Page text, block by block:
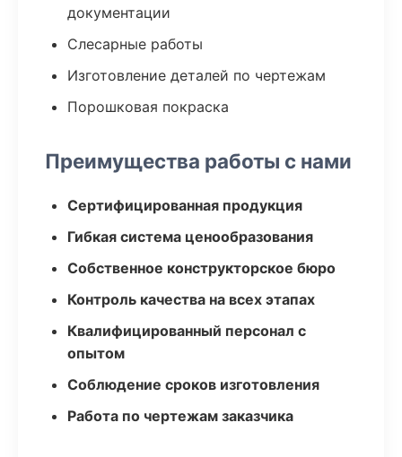
документации
Слесарные работы
Изготовление деталей по чертежам
Порошковая покраска
Преимущества работы с нами
Сертифицированная продукция
Гибкая система ценообразования
Собственное конструкторское бюро
Контроль качества на всех этапах
Квалифицированный персонал с
опытом
Соблюдение сроков изготовления
Работа по чертежам заказчика